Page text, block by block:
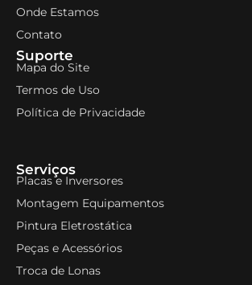
Onde Estamos
Contato
Suporte
Mapa do Site
Termos de Uso
Política de Privacidade
Serviços
Placas e Inversores
Montagem Equipamentos
Pintura Eletrostática
Peças e Acessórios
Troca de Lonas